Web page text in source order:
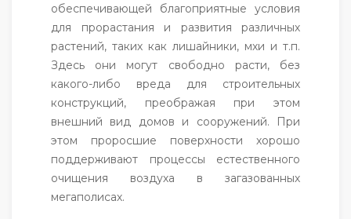
обеспечивающей благоприятные условия
для прорастания и развития различных
растений, таких как лишайники, мхи и т.п.
Здесь они могут свободно расти, без
какого-либо вреда для строительных
конструкций, преображая при этом
внешний вид домов и сооружений. При
этом проросшие поверхности хорошо
поддерживают процессы естественного
очищения воздуха в загазованных
мегаполисах.